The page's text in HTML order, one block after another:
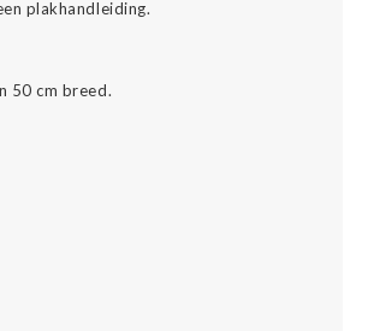
plakhandleiding.
50 cm breed.